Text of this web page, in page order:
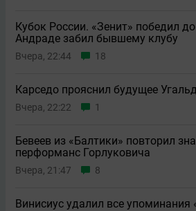
Кубок России. «Зенит» победил
Андраде забил бывшему клубу
Вчера, 22:44 18
Карседо прояснил будущее
Вчера, 22:22 1
Бевеев из «Балтики» повторил
перформанс Горлуковича
Вчера, 21:47 8
Винисиус удалил все упоминания